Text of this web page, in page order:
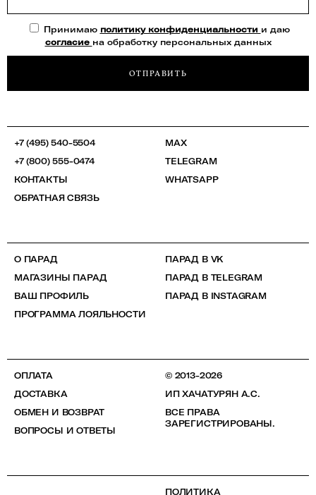
Принимаю политику конфиденциальности и даю
согласие на обработку персональных данных
ОТПРАВИТЬ
+7 (495) 540-5504
+7 (800) 555-0474
КОНТАКТЫ
ОБРАТНАЯ СВЯЗЬ
MAX
TELEGRAM
WHATSAPP
О ПАРАД
МАГАЗИНЫ ПАРАД
ВАШ ПРОФИЛЬ
ПРОГРАММА ЛОЯЛЬНОСТИ
ПАРАД В VK
ПАРАД В TELEGRAM
ПАРАД В INSTAGRAM
ОПЛАТА
ДОСТАВКА
ОБМЕН И ВОЗВРАТ
ВОПРОСЫ И ОТВЕТЫ
© 2013-2026
ИП ХАЧАТУРЯН А.С.
ВСЕ ПРАВА
ЗАРЕГИСТРИРОВАНЫ.
ПОЛИТИКА